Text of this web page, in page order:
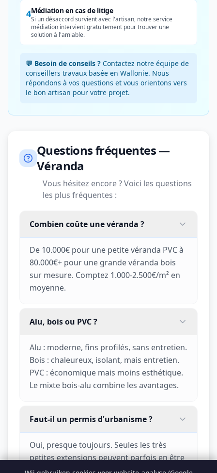
4Médiation en cas de litige
Si un désaccord survient avec l'artisan, notre service
médiation intervient gratuitement pour trouver une
solution à l'amiable.
💬 Besoin de conseils ? Contactez notre équipe de
conseillers travaux basée en Wallonie. Nous
répondons à vos questions et vous orientons vers
le bon artisan pour votre projet.
Questions fréquentes —
Véranda
Vous hésitez encore ? Voici les questions
les plus fréquentes :
Combien coûte une véranda ?
De 10.000€ pour une petite véranda PVC à
80.000€+ pour une grande véranda bois
sur mesure. Comptez 1.000-2.500€/m² en
moyenne.
Alu, bois ou PVC ?
Alu : moderne, fins profilés, sans entretien.
Bois : chaleureux, isolant, mais entretien.
PVC : économique mais moins esthétique.
Le mixte bois-alu combine les avantages.
Faut-il un permis d'urbanisme ?
Oui, presque toujours. Seules les très
petites extensions peuvent parfois en être
dispensées. Consultez votre